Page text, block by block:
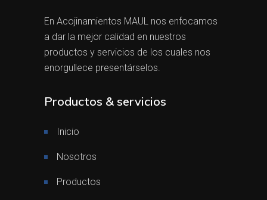
En Acojinamientos MAUL nos enfocamos
a dar la mejor calidad en nuestros
productos y servicios de los cuales nos
enorgullece presentárselos.
Productos & servicios
Inicio
Nosotros
Productos